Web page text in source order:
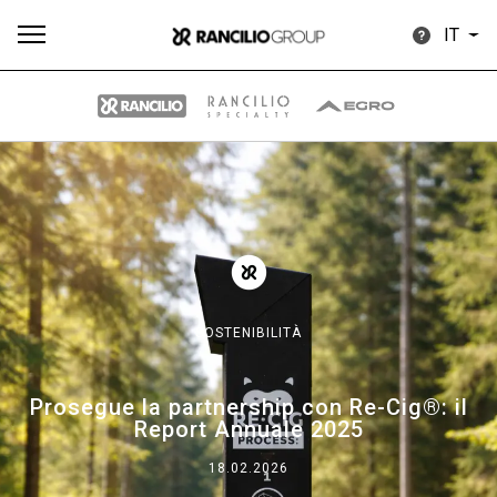
IT
SOSTENIBILITÀ
Prosegue la partnership con Re-Cig®: il
Report Annuale 2025
18.02.2026
Tutti Prodotti News Download Altro
Brand
Il gruppo